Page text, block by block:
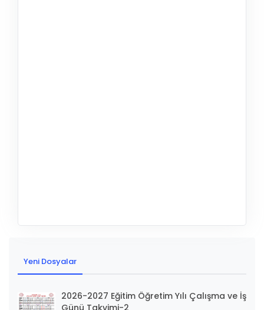
Yeni Dosyalar
2026-2027 Eğitim Öğretim Yılı Çalışma ve İş